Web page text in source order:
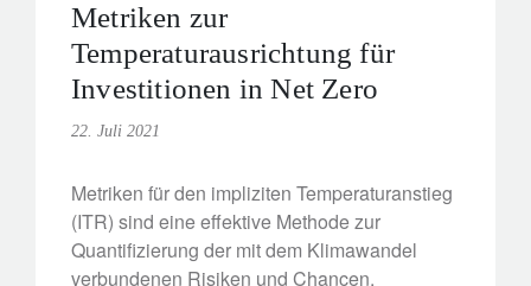
Metriken zur
Temperaturausrichtung für
Investitionen in Net Zero
22. Juli 2021
Metriken für den impliziten Temperaturanstieg
(ITR) sind eine effektive Methode zur
Quantifizierung der mit dem Klimawandel
verbundenen Risiken und Chancen.